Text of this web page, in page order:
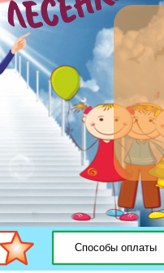
Способы оплаты